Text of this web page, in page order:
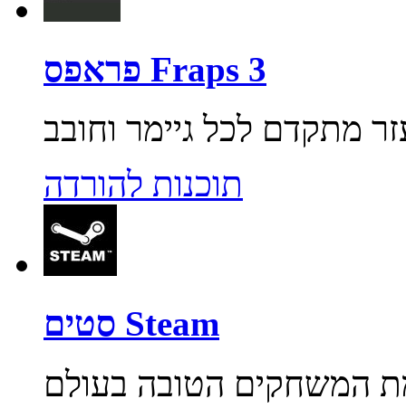
פראפס Fraps 3
תוכנות להורדה
סטים Steam